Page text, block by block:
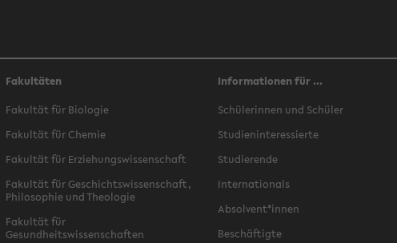
Fakultäten
Fakultät für Biologie
Fakultät für Chemie
Fakultät für Erziehungswissenschaft
Fakultät für Geschichtswissenschaft,
Philosophie und Theologie
Fakultät für
Gesundheitswissenschaften
Informationen für ...
Schülerinnen und Schüler
Studieninteressierte
Studierende
Internationals
Absolvent*innen
Beschäftigte